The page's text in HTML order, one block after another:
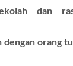
dan
dengan orang